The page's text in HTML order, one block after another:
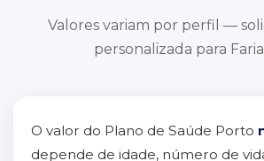
Valores variam por perfil —
personalizada para
O valor do Plano de Saúde Porto
depende de idade, número de